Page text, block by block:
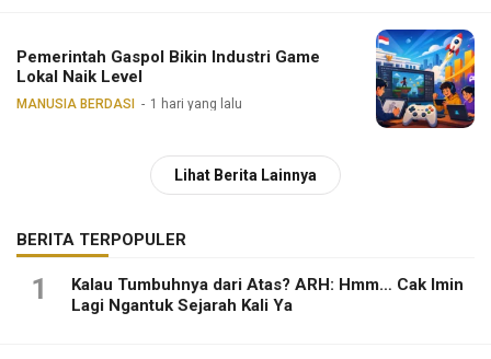
Pemerintah Gaspol Bikin Industri Game
Lokal Naik Level
MANUSIA BERDASI 1 hari yang lalu
Lihat Berita Lainnya
BERITA TERPOPULER
1
Kalau Tumbuhnya dari Atas? ARH: Hmm… Cak Imin
Lagi Ngantuk Sejarah Kali Ya